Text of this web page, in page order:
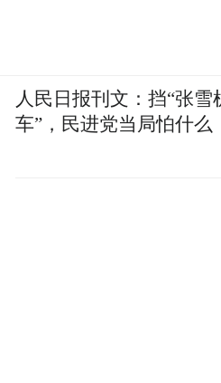
人民日报刊文：挡“张雪
车”，民进党当局怕什么